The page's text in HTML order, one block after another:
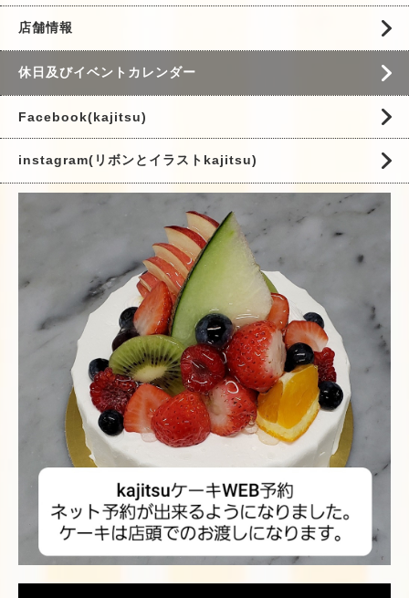
店舗情報
休日及びイベントカレンダー
Facebook(kajitsu)
instagram(リボンとイラストkajitsu)